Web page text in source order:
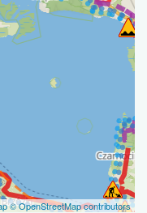
© OpenStreetMap contributors